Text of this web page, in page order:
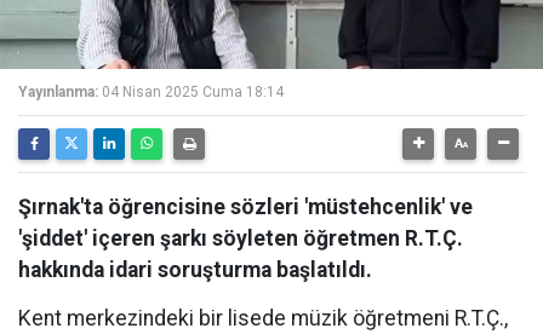
Yayınlanma: 04 Nisan 2025 Cuma 18:14
Şırnak'ta öğrencisine sözleri 'müstehcenlik' ve
'şiddet' içeren şarkı söyleten öğretmen R.T.Ç.
hakkında idari soruşturma başlatıldı.
Kent merkezindeki bir lisede müzik öğretmeni R.T.Ç.,